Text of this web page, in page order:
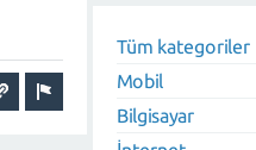
Tüm kategoriler
Mobil
Bilgisayar